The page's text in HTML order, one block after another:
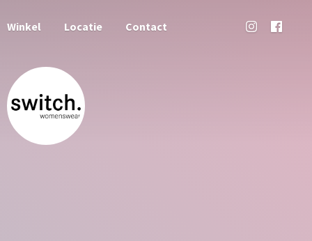
Winkel Locatie Contact